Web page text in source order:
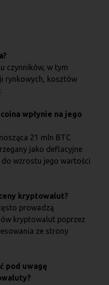
czynników, w tym
rynkowych, kosztów
wpłynie na jego
21 mln BTC
jako deflacyjne
wzrostu jego wartości
kryptowalut?
prowadzą
kryptowalut poprzez
ze strony
pod uwagę